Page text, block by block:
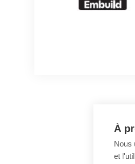
À
Nous
et